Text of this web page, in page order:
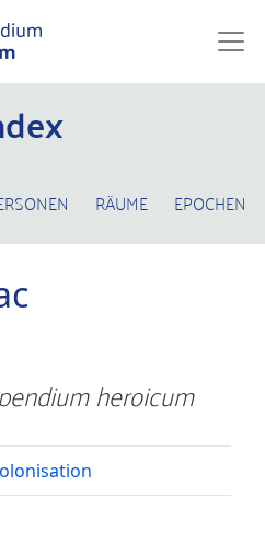
RÄUME EPOCHEN
heroicum